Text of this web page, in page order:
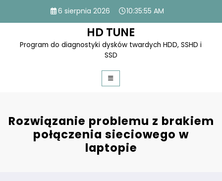
content
6 sierpnia 2026 10:35:56 AM
HD TUNE
Program do diagnostyki dysków twardych HDD, SSHD i
SSD
Rozwiązanie problemu z brakiem
połączenia sieciowego w
laptopie